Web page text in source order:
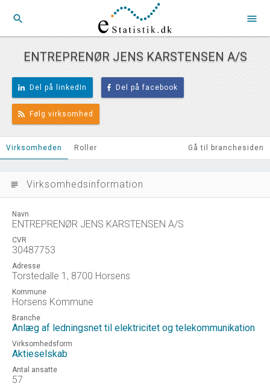
search menu
ENTREPRENØR JENS KARSTENSEN A/S
Del på linkedIn Del på facebook
Følg virksomhed
Virksomheden Roller Gå til branchesiden
subject Virksomhedsinformation
Navn
ENTREPRENØR JENS KARSTENSEN A/S
CVR
30487753
Adresse
Torstedalle 1, 8700 Horsens
Kommune
Horsens Kommune
Branche
Anlæg af ledningsnet til elektricitet og telekommunikation
Virksomhedsform
Aktieselskab
Antal ansatte
57